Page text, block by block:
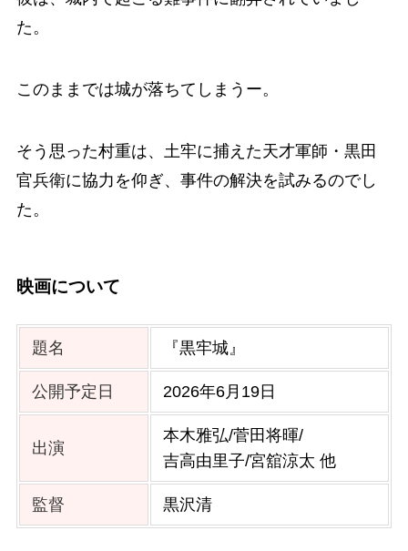
た。
このままでは城が落ちてしまうー。
そう思った村重は、土牢に捕えた天才軍師・黒田
官兵衛に協力を仰ぎ、事件の解決を試みるのでし
た。
映画について
題名 『黒牢城』
公開予定日 2026年6月19日
出演
本木雅弘/菅田将暉/
吉高由里子/宮舘涼太 他
監督 黒沢清